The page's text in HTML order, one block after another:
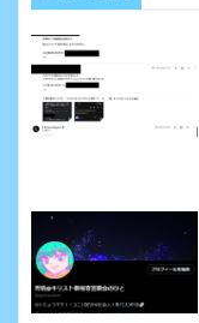
ゲ
ー
シ
ン